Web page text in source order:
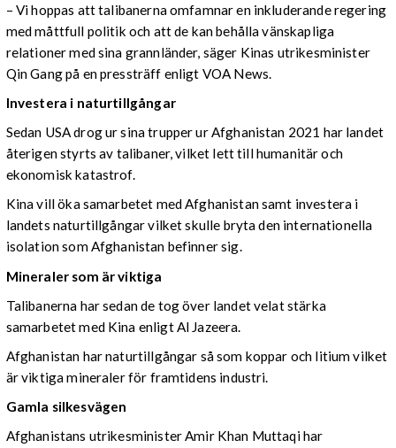
– Vi hoppas att talibanerna omfamnar en inkluderande regering
med måttfull politik och att de kan behålla vänskapliga
relationer med sina grannländer, säger Kinas utrikesminister
Qin Gang på en pressträff enligt VOA News.
Investera i naturtillgångar
Sedan USA drog ur sina trupper ur Afghanistan 2021 har landet
återigen styrts av talibaner, vilket lett till humanitär och
ekonomisk katastrof.
Kina vill öka samarbetet med Afghanistan samt investera i
landets naturtillgångar vilket skulle bryta den internationella
isolation som Afghanistan befinner sig.
Mineraler som är viktiga
Talibanerna har sedan de tog över landet velat stärka
samarbetet med Kina enligt Al Jazeera.
Afghanistan har naturtillgångar så som koppar och litium vilket
är viktiga mineraler för framtidens industri.
Gamla silkesvägen
Afghanistans utrikesminister Amir Khan Muttaqi har